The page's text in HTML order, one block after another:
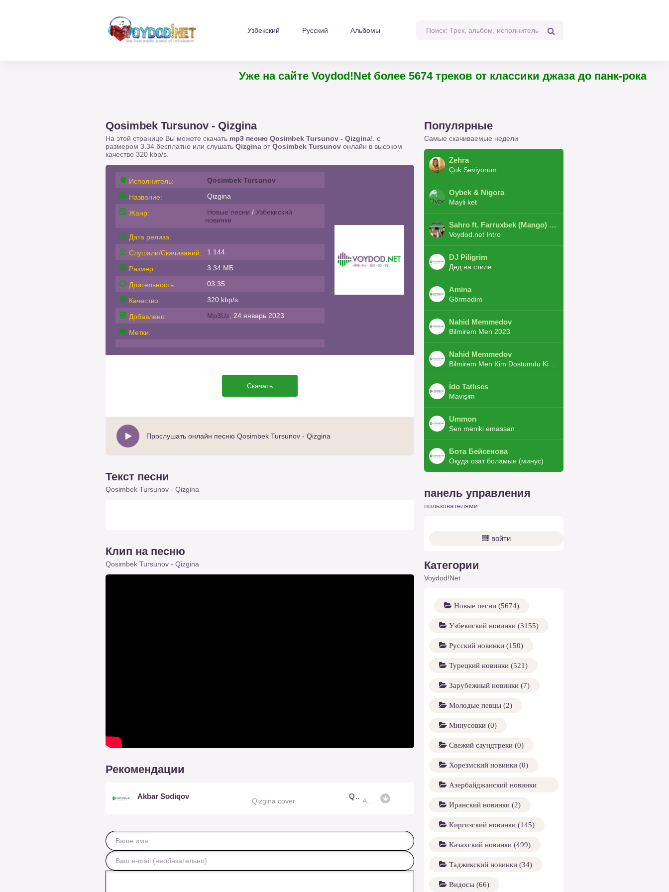
Узбекский Русский Альбомы
Уже на сайте Voydod!Net более 5674 треков от классики джаза до панк-рока
Qosimbek Tursunov - Qizgina
На этой странице Вы можете скачать mp3 песню Qosimbek Tursunov - Qizgina!. с
размером 3.34 бесплатно или слушать Qizgina отQosimbek Tursunov онлайн в высоком
качестве 320 kbp/s.
Исполнитель: Qosimbek Tursunov
Название: Qizgina
Жанр: Новые песни / Узбекиский
новинки
Дата релиза:
Слушали/Скачиваний:
1 144
Размер: 3.34 МБ
Длительность: 03:35
Качество: 320 kbp/s.
Добавлено: Mp3Uz , 24 январь 2023
Метки:
Скачать
Прослушать онлайн песню Qosimbek Tursunov - Qizgina
Текст песни
Qosimbek Tursunov - Qizgina
Клип на песню
Qosimbek Tursunov - Qizgina
Рекомендации
Akbar Sodiqov
Qizgina cover
Qizgina cover
Популярные
Самые скачиваемые недели
Zehra
Çok Seviyorum
Oybek & Nigora
Mayli ket
Sahro ft. Farruxbek (Mango) ft. Shaxboz ft. Navruz and Zarba ft. DJ.JoHa
Voydod.net Intro
DJ Piligrim
Дед на стиле
Amina
Görmədim
Nahid Memmedov
Bilmirem Men 2023
Nahid Memmedov
İdo Tatlıses
Mavişim
Ummon
Sen meniki emassan
Бота Бейсенова
Оқуда озат боламын (минус)
панель управления
пользователями
войти
Категории
Voydod!Net
Новые песни (5674)
Узбекиский новинки (3155)
Русский новинки (150)
Турецкий новинки (521)
Зарубежный новинки (7)
Молодые певцы (2)
Минусовки (0)
Свежий саундтреки (0)
Хорезмский новинки (0)
Азербайджанский новинки
(1158)
Иранский новинки (2)
Киргизский новинки (145)
Казахский новинки (499)
Таджикский новинки (34)
Видосы (66)